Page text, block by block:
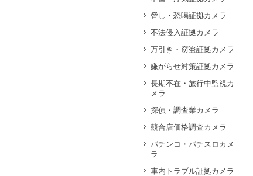
脅し・恐喝証拠カメラ
不法侵入証拠カメラ
万引き・窃盗証拠カメラ
嫌がらせ対策証拠カメラ
長期不在・旅行中監視カ
メラ
探偵・調査業カメラ
競合店価格調査カメラ
パチンコ・パチスロカメ
ラ
車内トラブル証拠カメラ